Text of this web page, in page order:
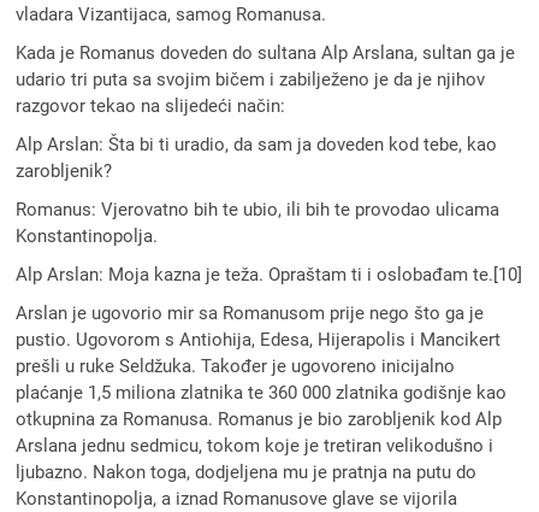
vladara Vizantijaca, samog Romanusa.
Kada je Romanus doveden do sultana Alp Arslana, sultan ga je
udario tri puta sa svojim bičem i zabilježeno je da je njihov
razgovor tekao na slijedeći način:
Alp Arslan: Šta bi ti uradio, da sam ja doveden kod tebe, kao
zarobljenik?
Romanus: Vjerovatno bih te ubio, ili bih te provodao ulicama
Konstantinopolja.
Alp Arslan: Moja kazna je teža. Opraštam ti i oslobađam te.[10]
Arslan je ugovorio mir sa Romanusom prije nego što ga je
pustio. Ugovorom s Antiohija, Edesa, Hijerapolis i Mancikert
prešli u ruke Seldžuka. Također je ugovoreno inicijalno
plaćanje 1,5 miliona zlatnika te 360 000 zlatnika godišnje kao
otkupnina za Romanusa. Romanus je bio zarobljenik kod Alp
Arslana jednu sedmicu, tokom koje je tretiran velikodušno i
ljubazno. Nakon toga, dodjeljena mu je pratnja na putu do
Konstantinopolja, a iznad Romanusove glave se vijorila